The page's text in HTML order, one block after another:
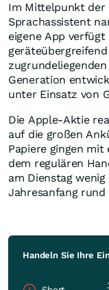
Im Mittelpunkt der
Sprachassistent
eigene App
Generation
unter Einsatz von
Die Apple-Aktie
auf die großen
Papiere gingen
dem regulären
am Dienstag
Jahresanfang
Handeln Sie Ihre